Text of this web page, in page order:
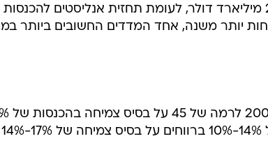
מכירות הום דיפו עלו ב-11.3% לרמה של 23.1 מיליארד דולר, לעומת תחזית אנליסטים
יותר משנה, אחד המדדים החשובים ביותר
מוקדם יותר השנה, צפתה החברה צמיחה של 14%-10% ברווחים על בסיס צמיחה של 17%-14%